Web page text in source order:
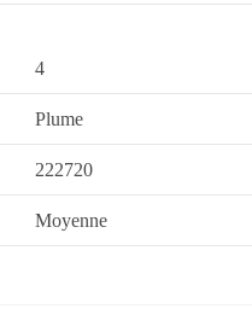
4
Plume
222720
Moyenne